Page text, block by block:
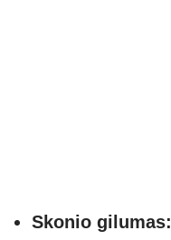
Skonio gilumas: